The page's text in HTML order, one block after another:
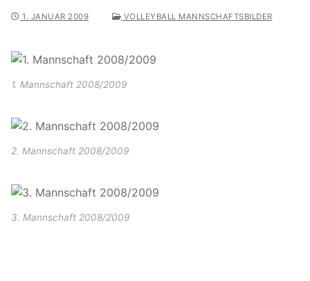
1. JANUAR 2009 VOLLEYBALL MANNSCHAFTSBILDER
1. Mannschaft 2008/2009
2. Mannschaft 2008/2009
3. Mannschaft 2008/2009